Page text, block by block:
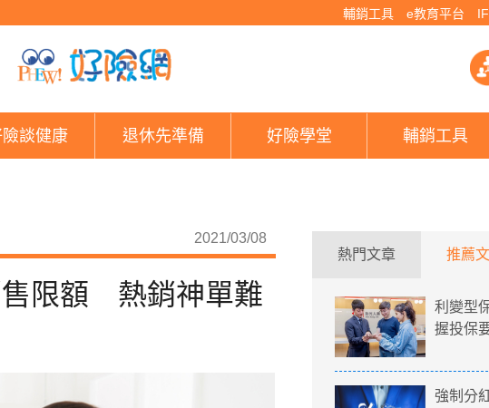
輔銷工具 e教育平台
六箭齊發！7月起新保單上架需定銷售限額 熱銷神
談健康 退休先準備 好險學堂 輔銷工具
2021/03/08
售限額 熱銷神單難
熱門文章 推薦
利變型
握投保
強制分